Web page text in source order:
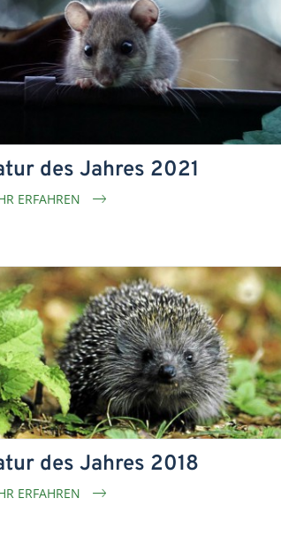
des Jahres 2021
ERFAHREN
des Jahres 2018
ERFAHREN